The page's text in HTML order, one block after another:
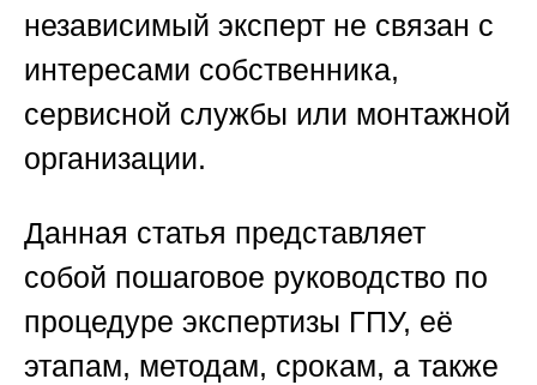
независимый эксперт не связан с
интересами собственника,
сервисной службы или монтажной
организации.
Данная статья представляет
собой пошаговое руководство по
процедуре экспертизы ГПУ, её
этапам, методам, срокам, а также